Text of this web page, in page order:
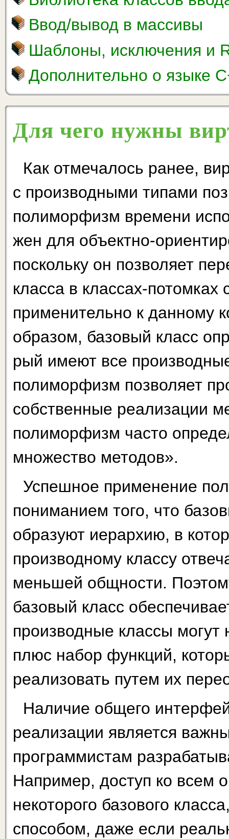
Ввод/вывод в массивы
Шаблоны, исключения и
Дополнительно о языке
Для чего нужны
Как отмечалось ранее,
с производными типами
полиморфизм времени
жен для объектно-
поскольку он позволяет
класса в классах-
применительно к данному
образом, базовый класс
рый имеют все
полиморфизм позволяет
собственные реализации
полиморфизм часто
множество методов».
Успешное применение
пониманием того, что
образуют иерархию, в
производному классу
меньшей общности.
базовый класс
производные классы могут
плюс набор функций,
реализовать путем их
Наличие общего
реализации является
программистам
Например, доступ ко всем
некоторого базового
способом, даже если